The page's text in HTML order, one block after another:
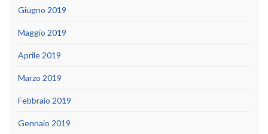
Giugno 2019
Maggio 2019
Aprile 2019
Marzo 2019
Febbraio 2019
Gennaio 2019